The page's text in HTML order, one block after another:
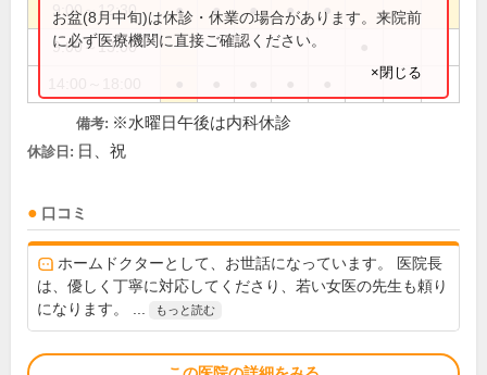
9:00～12:30 ● ● ● ● ●
9:00～13:00
お盆(8月中旬)は休診・休業の場合があります。来院前
に必ず医療機関に直接ご確認ください。
×閉じる
備考: ※水曜日午後は内科休診
休診日: 日、祝
口コミ
ホームドクターとして、お世話になっています。 医院長
は、優しく丁寧に対応してくださり、若い女医の先生も頼り
になります。 ...
もっと読む